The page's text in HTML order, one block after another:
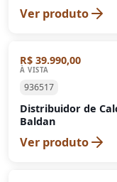
Ver produto
R$ 39.990,00
À VISTA
936517
Distribuidor de
Baldan
Ver produto